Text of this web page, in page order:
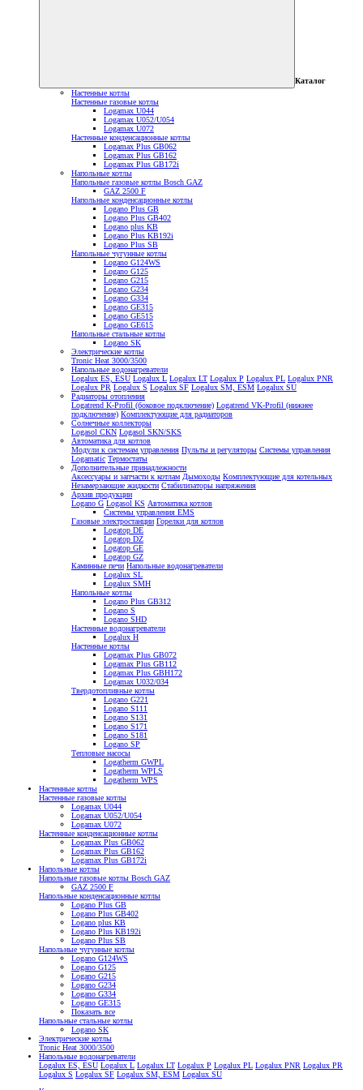
Каталог
Настенные котлы
Настенные газовые котлы
Logamax U044
Logamax U052/U054
Logamax U072
Настенные конденсационные котлы
Logamax Plus GB062
Logamax Plus GB162
Logamax Plus GB172i
Напольные котлы
Напольные газовые котлы Bosch GAZ
GAZ 2500 F
Напольные конденсационные котлы
Logano Plus GB
Logano Plus GB402
Logano plus KB
Logano Plus KB192i
Logano Plus SB
Напольные чугунные котлы
Logano G124WS
Logano G125
Logano G215
Logano G234
Logano G334
Logano GE315
Logano GE515
Logano GE615
Напольные стальные котлы
Logano SK
Электрические котлы
Tronic Heat 3000/3500
Напольные водонагреватели
Logalux ES, ESU Logalux L Logalux LT Logalux P Logalux PL Logalux PNR
Logalux PR Logalux S Logalux SF Logalux SM, ESM Logalux SU
Радиаторы отопления
Logatrend K-Profil (боковое подключение) Logatrend VK-Profil (нижнее
подключение) Комплектующие для радиаторов
Солнечные коллекторы
Logasol CKN Logasol SKN/SKS
Автоматика для котлов
Модули к системам управления Пульты и регуляторы Системы управления
Logamatic Термостаты
Дополнительные принадлежности
Аксессуары и запчасти к котлам Дымоходы Комплектующие для котельных
Незамерзающие жидкости Стабилизаторы напряжения
Архив продукции
Logano G Logasol KS Автоматика котлов
Системы управления EMS
Газовые электростанции Горелки для котлов
Logatop DE
Logatop DZ
Logatop GE
Logatop GZ
Каминные печи Напольные водонагреватели
Logalux SL
Logalux SMH
Напольные котлы
Logano Plus GB312
Logano S
Logano SHD
Настенные водонагреватели
Logalux H
Настенные котлы
Logamax Plus GB072
Logamax Plus GB112
Logamax Plus GBH172
Logamax U032/034
Твердотопливные котлы
Logano G221
Logano S111
Logano S131
Logano S171
Logano S181
Logano SP
Тепловые насосы
Logatherm GWPL
Logatherm WPLS
Logatherm WPS
Настенные котлы
Настенные газовые котлы
Logamax U044
Logamax U052/U054
Logamax U072
Настенные конденсационные котлы
Logamax Plus GB062
Logamax Plus GB162
Logamax Plus GB172i
Напольные котлы
Напольные газовые котлы Bosch GAZ
GAZ 2500 F
Напольные конденсационные котлы
Logano Plus GB
Logano Plus GB402
Logano plus KB
Logano Plus KB192i
Logano Plus SB
Напольные чугунные котлы
Logano G124WS
Logano G125
Logano G215
Logano G234
Logano G334
Logano GE315
Показать все
Напольные стальные котлы
Logano SK
Электрические котлы
Tronic Heat 3000/3500
Напольные водонагреватели
Logalux ES, ESU Logalux L Logalux LT Logalux P Logalux PL Logalux PNR Logalux PR
Logalux S Logalux SF Logalux SM, ESM Logalux SU